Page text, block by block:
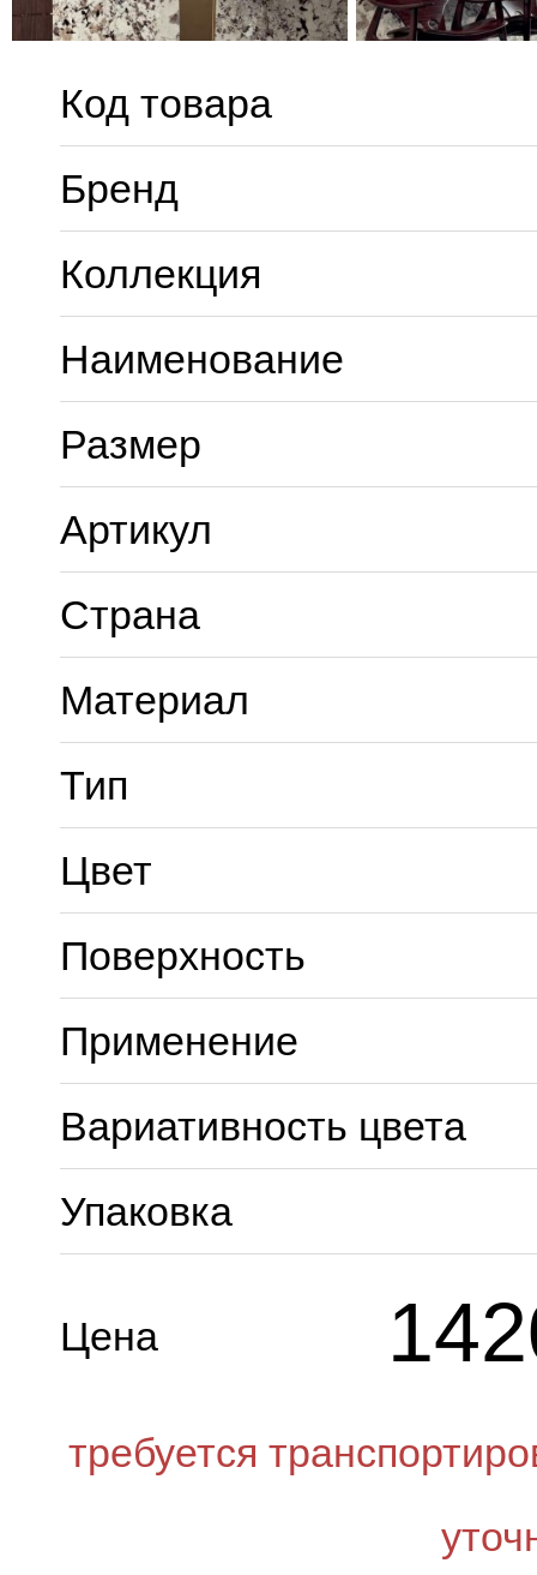
Код товара
Бренд
Коллекция
Наименование
Размер
Артикул
Страна
Материал
Тип
Цвет
Поверхность
Применение
Вариативность цвета
Упаковка
Цена
требуется